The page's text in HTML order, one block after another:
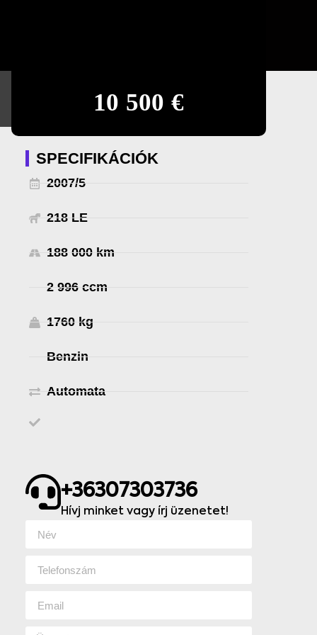
10 500 €
SPECIFIKÁCIÓK
2007/5
218 LE
188 000 km
2 996 ccm
1760 kg
Benzin
Automata
+36307303736
Hívj minket vagy írj üzenetet!